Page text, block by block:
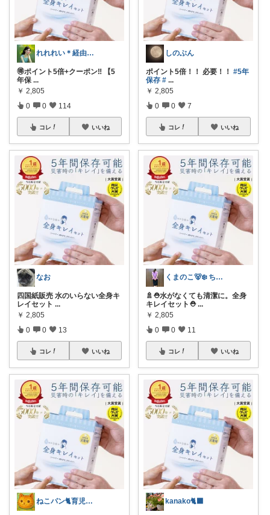
れれれい＊経由購入ありがとうございます
🉐ポイント5倍+クーポン‼️ 【5
年保 ...
￥ 2,805
0 0 114
コレ いいね
なお
四国紙販売 水のいらない全身キ
レイセット ...
￥ 2,805
0 0 13
コレ いいね
ねこパン🐈育児お助け
しのぶん
ポイント5倍！！ 必要！！ #5年
保存 # ...
￥ 2,805
0 0 7
コレ いいね
くまのこ🐻‍❄️ ちいさなきらめき日和
🚿⛑水がなくても清潔に。全身
キレイセット⛑ ...
￥ 2,805
0 0 11
コレ いいね
kanako🐈‍⬛